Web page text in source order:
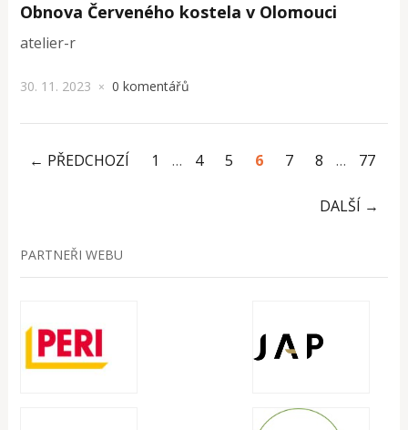
Obnova Červeného kostela v Olomouci
atelier-r
30. 11. 2023 × 0 komentářů
← PŘEDCHOZÍ 1 … 4 5 6 7 8 … 77
DALŠÍ →
PARTNEŘI WEBU